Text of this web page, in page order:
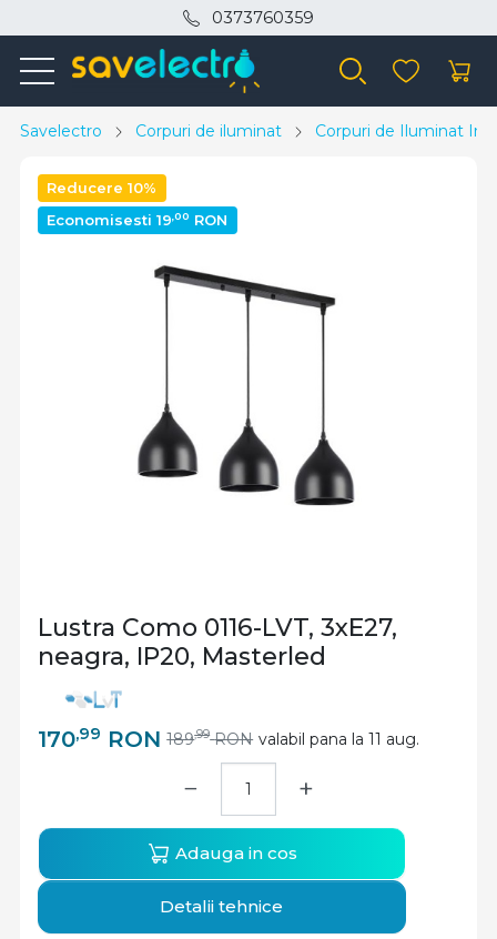
0373760359
Savelectro Corpuri de iluminat Corpuri de Iluminat
Reducere 10%
Economisesti 19,00 RON
Lustra Como 0116-LVT, 3xE27,
neagra, IP20, Masterled
170,99 RON 189,99 RON valabil pana la 11 aug.
− +
Adauga in cos
Detalii tehnice